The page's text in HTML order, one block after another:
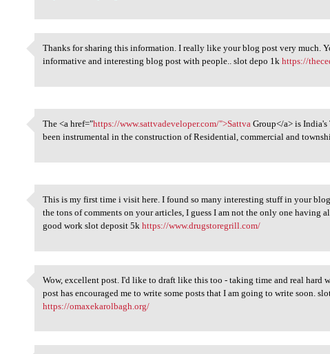
Thanks for sharing this
Thanks for sharing this information. I really like your blog post very much.
informative and interesting blog post with people.. slot depo 1khttps://
The <a href="https://www
The <a href="https://www.sattvadeveloper.com/">Sattva Group</a> is India's
been instrumental in the construction of Residential, commercial and
This is my first time i visit
This is my first time i visit here. I found so many interesting stuff in your
the tons of comments on your articles, I guess I am not the only one having
good work slot deposit 5khttps://www.drugstoregrill.com/
Wow, excellent post. I'd like
Wow, excellent post. I'd like to draft like this too - taking time and real hard
post has encouraged me to write some posts that I am going to write soon.
https://omaxekarolbagh.org/